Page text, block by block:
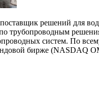
решений для
трубопроводным
систем. По
бирже (NASDAQ